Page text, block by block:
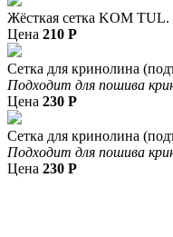
Жёсткая сетка KOM
Цена 210 P
Сетка для кринолина
Подходит для пошива
Цена 230 P
Сетка для кринолина
Подходит для пошива
Цена 230 P